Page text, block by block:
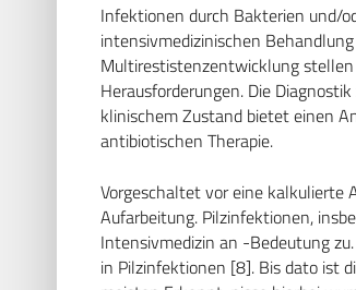
Infektionen durch Bakterien und/
intensivmedizinischen
Multirestistenzentwicklung
Herausforderungen. Die
klinischem Zustand bietet einen
antibiotischen Therapie.
Vorgeschaltet vor eine kalkulierte
Aufarbeitung. Pilzinfektionen,
Intensivmedizin an -Bedeutung
in Pilzinfektionen [8]. Bis dato ist